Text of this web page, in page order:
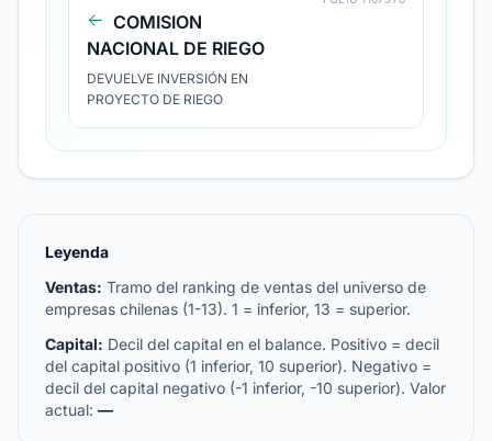
COMISION
NACIONAL DE RIEGO
DEVUELVE INVERSIÓN EN
PROYECTO DE RIEGO
Leyenda
Ventas: Tramo del ranking de ventas del universo de
empresas chilenas (1-13). 1 = inferior, 13 = superior.
Capital: Decil del capital en el balance. Positivo = decil
del capital positivo (1 inferior, 10 superior). Negativo =
decil del capital negativo (-1 inferior, -10 superior). Valor
actual: —